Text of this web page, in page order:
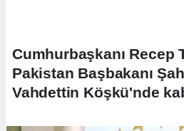
Cumhurbaşkanı Recep
Pakistan Başbakanı
Vahdettin Köşkü'nde